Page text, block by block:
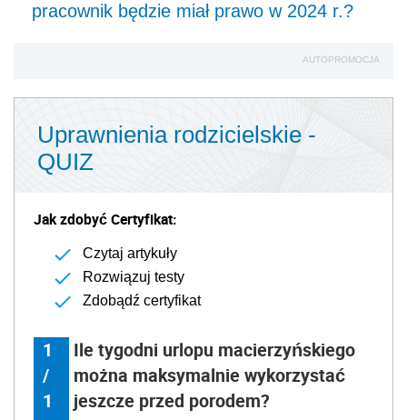
pracownik będzie miał prawo w 2024 r.?
AUTOPROMOCJA
Uprawnienia rodzicielskie -
QUIZ
Jak zdobyć Certyfikat:
Czytaj artykuły
Rozwiązuj testy
Zdobądź certyfikat
1
/
1
Ile tygodni urlopu macierzyńskiego
można maksymalnie wykorzystać
jeszcze przed porodem?